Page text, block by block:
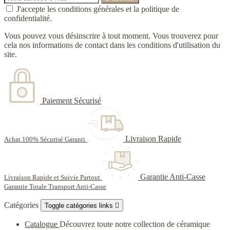
J'accepte les conditions générales et la politique de
confidentialité.
Vous pouvez vous désinscrire à tout moment. Vous trouverez pour
cela nos informations de contact dans les conditions d'utilisation du
site.
Paiement Sécurisé
Achat 100% Sécurisé Garanti Livraison Rapide
Livraison Rapide et Suivie Partout Garantie Anti-Casse
Garantie Totale Transport Anti-Casse
Catégories Toggle catégories links 
Catalogue Découvrez toute notre collection de céramique